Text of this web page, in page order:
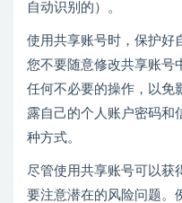
自动识别的）。
使用共享账号时，保护好
您不要随意修改共享账号
任何不必要的操作，以免
露自己的个人账户密码和
种方式。
尽管使用共享账号可以获
要注意潜在的风险问题。